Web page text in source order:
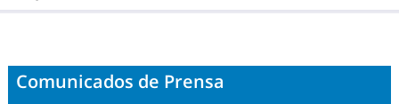
Comunicados de Prensa